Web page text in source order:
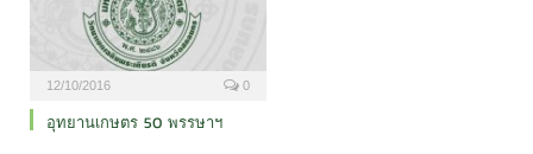
12/10/2016 0
อุทยานเกษตร 50 พรรษาฯ